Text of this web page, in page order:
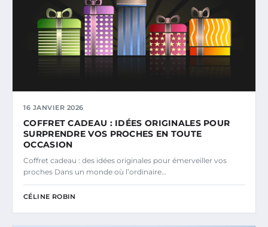
16 JANVIER 2026
COFFRET CADEAU : IDÉES ORIGINALES POUR
SURPRENDRE VOS PROCHES EN TOUTE
OCCASION
Coffret cadeau : des idées originales pour émerveiller vos
proches Dans un monde où l’ordinaire…
CÉLINE ROBIN